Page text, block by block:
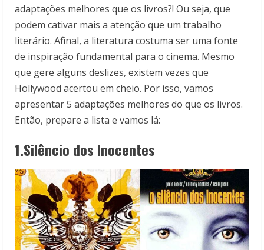
adaptações melhores que os livros?! Ou seja, que
podem cativar mais a atenção que um trabalho
literário. Afinal, a literatura costuma ser uma fonte
de inspiração fundamental para o cinema. Mesmo
que gere alguns deslizes, existem vezes que
Hollywood acertou em cheio. Por isso, vamos
apresentar 5 adaptações melhores do que os livros.
Então, prepare a lista e vamos lá:
1.Silêncio dos Inocentes